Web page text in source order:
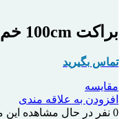
براکت 100cm خم
تماس بگیرید
مقایسه
افزودن به علاقه مندی
0 نفر در حال مشاهده